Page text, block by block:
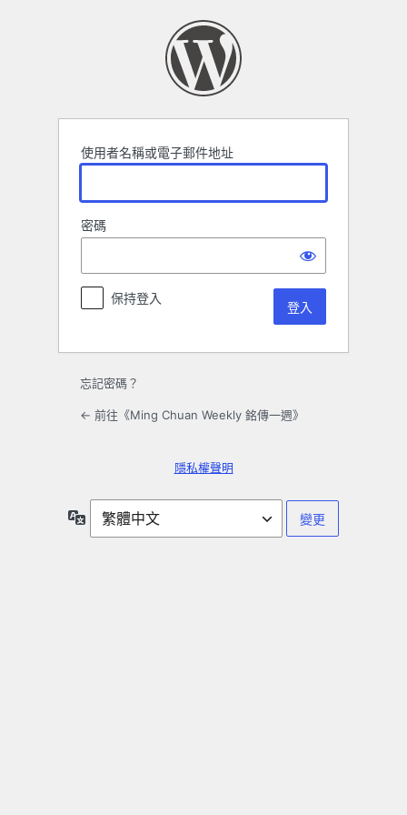
使用者名稱或電子郵件地址
密碼
保持登入
忘記密碼？
← 前往《Ming Chuan Weekly 銘傳一週》
隱私權聲明
言